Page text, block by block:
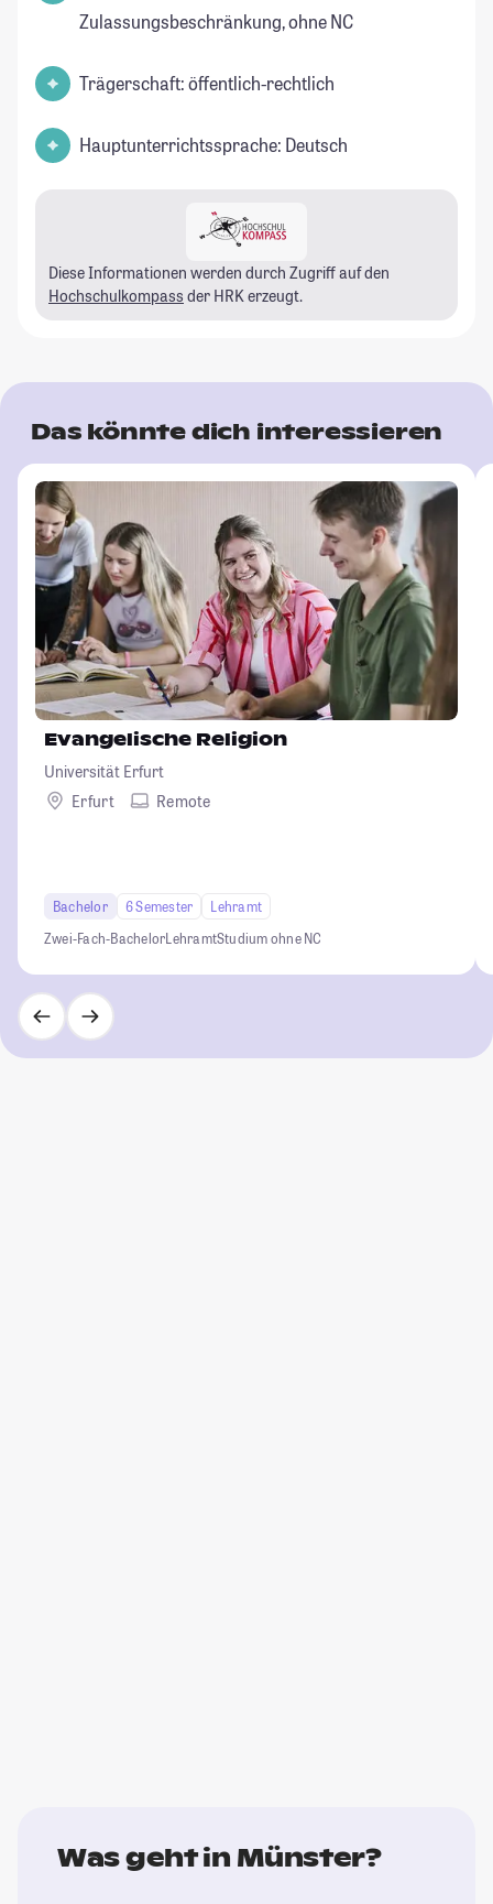
Zulassungsbeschränkung, ohne NC
Trägerschaft: öffentlich-rechtlich
Hauptunterrichtssprache: Deutsch
Diese Informationen werden durch Zugriff auf den
Hochschulkompass der HRK erzeugt.
Das könnte dich interessieren
Evangelische Religion
Universität Erfurt
Erfurt
Remote
Bachelor 6 Semester
Lehramt
Zwei-Fach-BachelorLehramtStudium ohne NC
Was geht in Münster?